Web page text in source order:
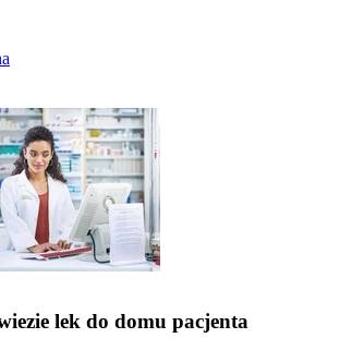
lek do domu pacjenta